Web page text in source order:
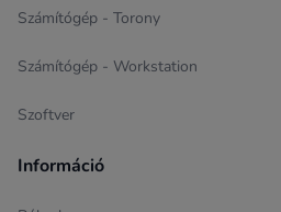
Számítógép - Torony
Számítógép - Workstation
Szoftver
Információ